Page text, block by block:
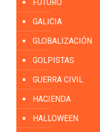
FUTURO
GALICIA
GLOBALIZACIÓN
GOLPISTAS
GUERRA CIVIL
HACIENDA
HALLOWEEN